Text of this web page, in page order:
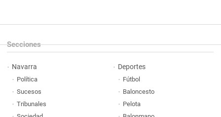
Secciones
Navarra
Política
Sucesos
Tribunales
Deportes
Fútbol
Baloncesto
Pelota